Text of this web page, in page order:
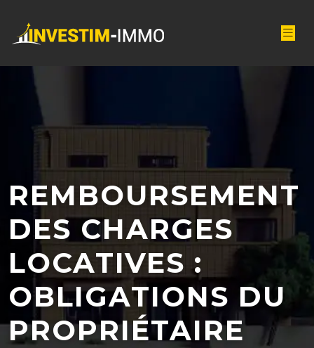
REMBOURSEMENT
DES CHARGES
LOCATIVES :
OBLIGATIONS DU
PROPRIÉTAIRE